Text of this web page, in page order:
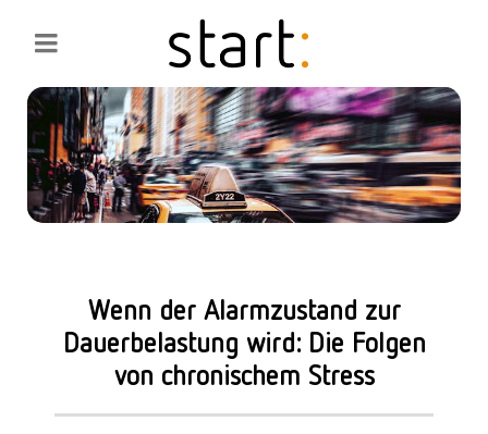
Wenn der Alarmzustand zur
Dauerbelastung wird: Die Folgen
von chronischem Stress